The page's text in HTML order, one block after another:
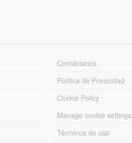
Contáctanos
Política de Privacidad
Cookie Policy
Manage cookie settings
Términos de uso